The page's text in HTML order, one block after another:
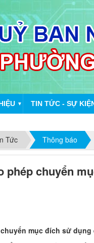
▼ TIN TỨC - SỰ
Tức Thông báo
phép chuyển
mục đích sử dụng